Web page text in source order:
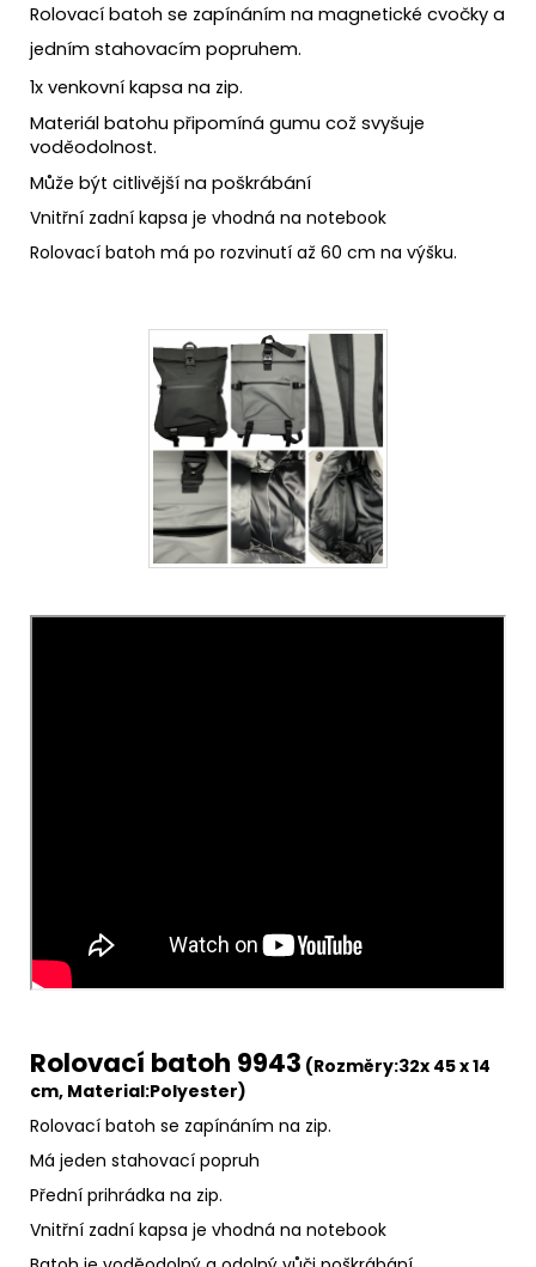
Rolovací batoh se zapínáním na magnetické cvočky a
jedním stahovacím popruhem.
1x venkovní kapsa na zip.
Materiál batohu připomíná gumu což svyšuje
voděodolnost.
Může být citlivější na poškrábání
Vnitřní zadní kapsa je vhodná na notebook
Rolovací batoh má po rozvinutí až 60 cm na výšku.
Rolovací batoh 9943 (Rozměry:32x 45 x 14
cm, Material:Polyester)
Rolovací batoh se zapínáním na zip.
Má jeden stahovací popruh
Přední prihrádka na zip.
Vnitřní zadní kapsa je vhodná na notebook